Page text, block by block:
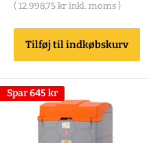
( 12.998,75 kr inkl. moms )
Tilføj til indkøbskurv
Spar645 kr